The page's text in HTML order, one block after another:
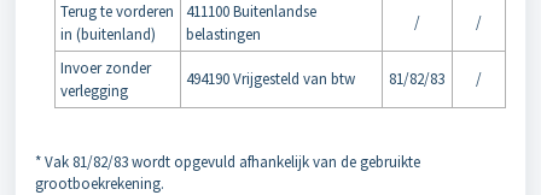
Terug te vorderen
in (buitenland)
411100 Buitenlandse
belastingen
/ /
Invoer zonder
verlegging
494190 Vrijgesteld van btw 81/82/83 /
* Vak 81/82/83 wordt opgevuld afhankelijk van de gebruikte
grootboekrekening.